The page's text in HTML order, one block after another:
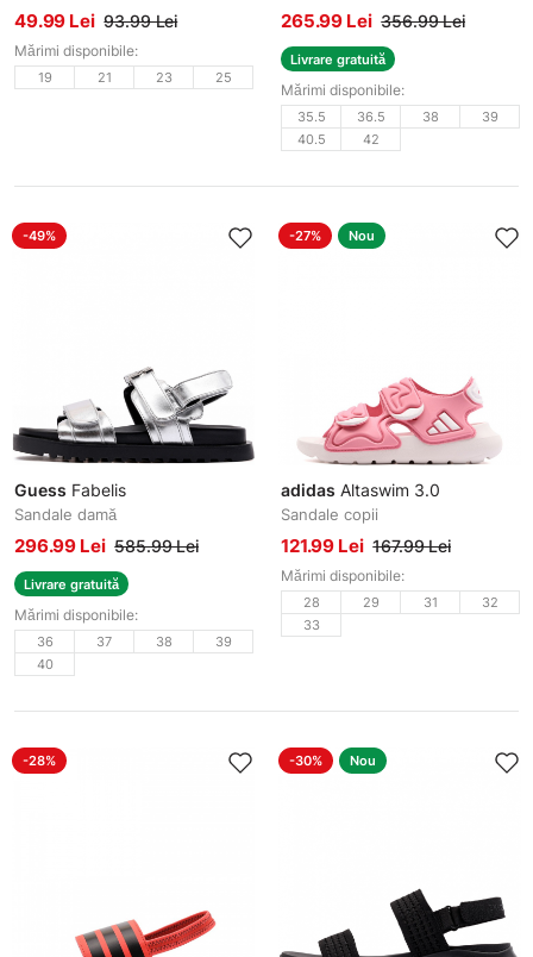
49.99 Lei 93.99 Lei
Mărimi disponibile:
19 21 23 25
265.99 Lei 356.99 Lei
Livrare gratuită
Mărimi disponibile:
35.5 36.5 38
39
40.5
42
-49%
Guess Fabelis
Sandale damă
296.99 Lei 585.99 Lei
Livrare gratuită
Mărimi disponibile:
36 37 38
39
40
-27% Nou
adidas Altaswim 3.0
Sandale copii
121.99 Lei 167.99 Lei
Mărimi disponibile:
28 29 31
32
33
-28% -30% Nou